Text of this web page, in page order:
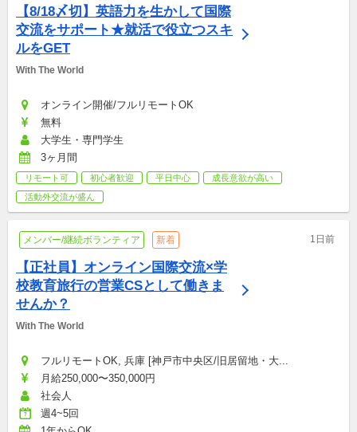
【8/18〆切】英語力を生かして国際
交流をサポート★就活で役立つスキ
ルをGET
With The World
オンライン開催/フルリモートOK
無料
大学生・専門学生
3ヶ月間
リモート可 初心者歓迎 平日中心
成長意欲が高い
活動外交流が盛ん
メンバー/継続ボランティア 新着 1日前
【正社員】オンライン国際交流×学
校教育旅行の営業CSとして働きま
せんか？
With The World
フルリモートOK, 兵庫 [神戸市中央区/旧居留地・大...
月給250,000〜350,000円
社会人
週4~5回